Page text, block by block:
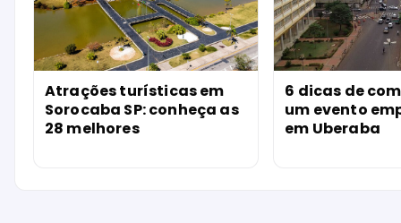
Atrações turísticas em
Sorocaba SP: conheça as
28 melhores
6 dicas de
um evento
em Uberaba